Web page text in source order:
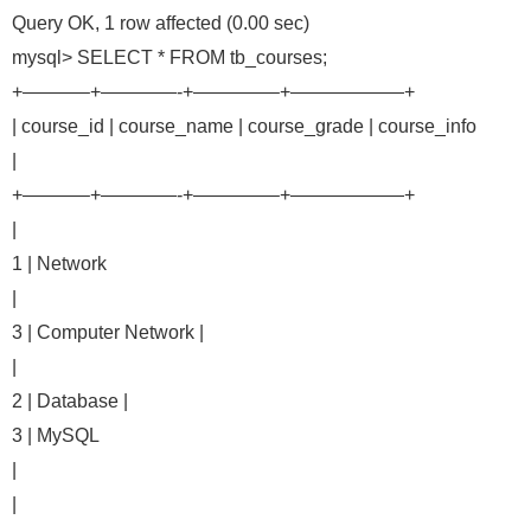
Query OK, 1 row affected (0.00 sec)
mysql> SELECT * FROM tb_courses;
+———–+————-+————–+——————+
| course_id | course_name | course_grade | course_info
+———–+————-+————–+——————+
1 | Network
3 | Computer Network |
2 | Database |
3 | MySQL